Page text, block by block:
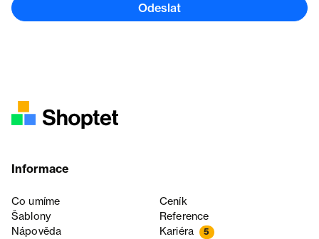
Odeslat
Informace
Co umíme
Ceník
Šablony
Reference
Nápověda
Kariéra 5